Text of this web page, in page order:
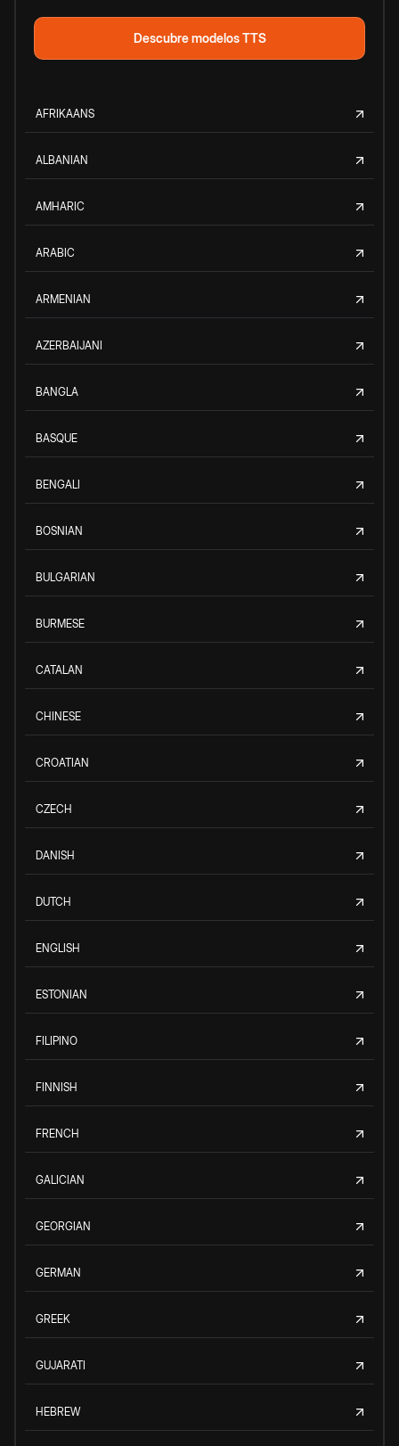
Descubre modelos TTS
AFRIKAANS
ALBANIAN
AMHARIC
ARABIC
ARMENIAN
AZERBAIJANI
BANGLA
BASQUE
BENGALI
BOSNIAN
BULGARIAN
BURMESE
CATALAN
CHINESE
CROATIAN
CZECH
DANISH
DUTCH
ENGLISH
ESTONIAN
FILIPINO
FINNISH
FRENCH
GALICIAN
GEORGIAN
GERMAN
GREEK
GUJARATI
HEBREW